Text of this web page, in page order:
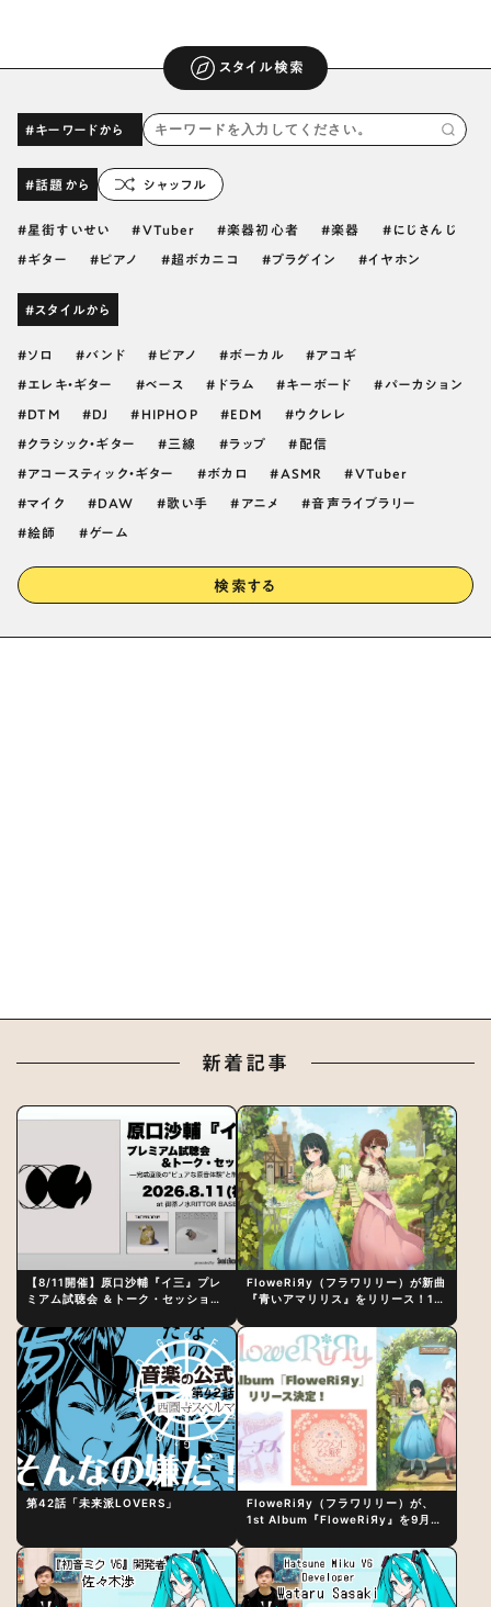
スタイル検索
#キーワードから
#話題から シャッフル
星街すいせい VTuber 楽器初心者 楽器 にじさんじ
ギター ピアノ 超ボカニコ プラグイン イヤホン
#スタイルから
ソロ バンド ピアノ ボーカル アコギ
エレキ・ギター ベース ドラム キーボード パーカション
DTM DJ HIPHOP EDM ウクレレ
クラシック・ギター 三線 ラップ 配信
アコースティック・ギター ボカロ ASMR VTuber
マイク DAW 歌い手 アニメ 音声ライブラリー
絵師 ゲーム
検索する
新着記事
【8/11開催】原口沙輔『イ三』プレ
ミアム試聴会 ＆トーク・セッション
制作秘話
FloweRiЯy（フラワリリー）が新曲
『青いアマリリス』をリリース！1st
第42話「未来派LOVERS」
FloweRiЯy（フラワリリー）が、
1st Album『FloweRiЯy』を9月23